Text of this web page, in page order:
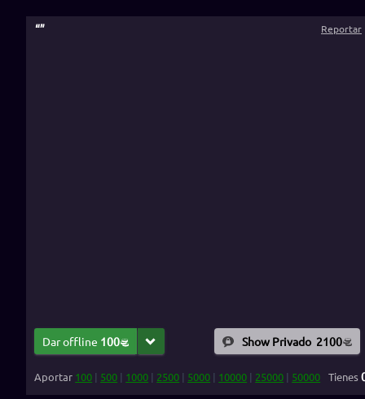
“” Reportar
Dar offline 100 Show Privado 2100
Aportar 100 | 500 | 1000 | 2500 | 5000 | 10000 | 25000 | 50000 Tienes